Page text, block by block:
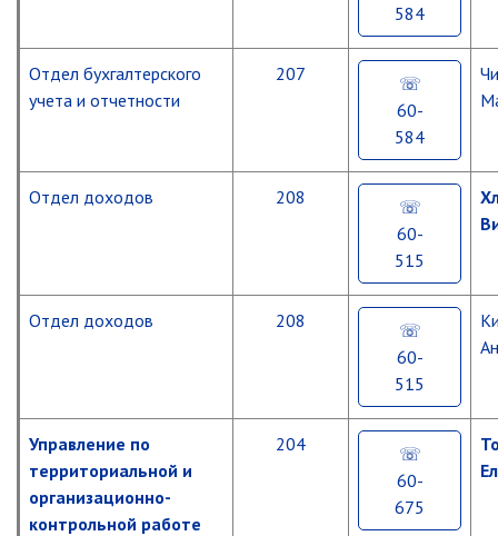
Отделение КГКУ "ПЦЗН" в г.
Партизанске
Росреестр
Анонсы
ПОСЛЕДНИЕ МАТЕРИАЛЫ
СВО
584
Отдел бухгалтерского
учета и отчетности
207
60-
584
Отдел доходов
208
60-
515
Отдел доходов
208
60-
515
Управление по
территориальной и
организационно-
контрольной работе
204
60-
675